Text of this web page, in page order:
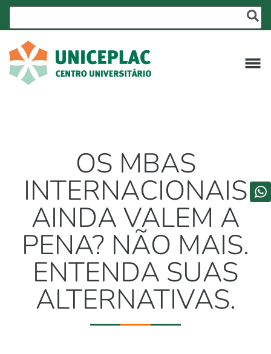
OS MBAS
INTERNACIONAIS
AINDA VALEM A
PENA? NÃO MAIS.
ENTENDA SUAS
ALTERNATIVAS.